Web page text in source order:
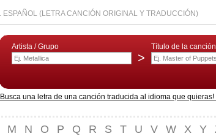
(LETRA CANCIÓN ORIGINAL Y TRADUCCIÓN)
Artista / Grupo
>
Título de la canción
Busca una letra de una canción traducida al idioma que
M N O P Q R S T U V W X Y